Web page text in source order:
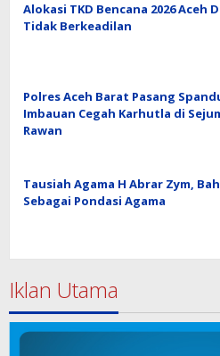
Alokasi TKD Bencana 2026 Aceh
Tidak Berkeadilan
Polres Aceh Barat Pasang
Imbauan Cegah Karhutla di
Rawan
Tausiah Agama H Abrar Zym,
Sebagai Pondasi Agama
Iklan Utama